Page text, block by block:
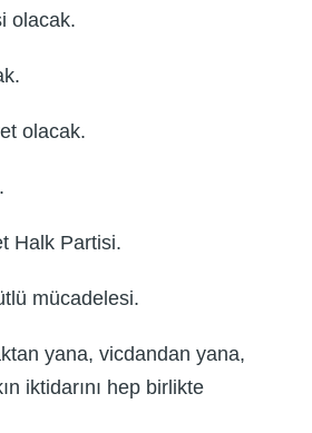
olacak.
olacak.
Halk Partisi.
mücadelesi.
yana, vicdandan yana,
iktidarını hep birlikte